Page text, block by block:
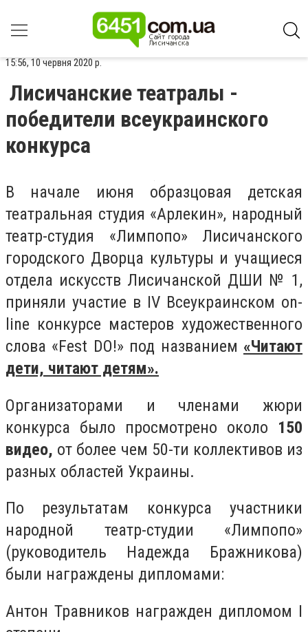
15:56, 10 червня 2020 р.
Лисичанские театралы -
победители всеукраинского
конкурса
В начале июня образцовая детская
театральная студия «Арлекин», народный
театр-студия «Лимпопо» Лисичанского
городского Дворца культуры и учащиеся
отдела искусств Лисичанской ДШИ № 1,
приняли участие в IV Всеукраинском on-
line конкурсе мастеров художественного
слова «Fest DO!» под названием «Читают
дети, читают детям».
Организаторами и членами жюри
конкурса было просмотрено около 150
видео, от более чем 50-ти коллективов из
разных областей Украины.
По результатам конкурса участники
народной театр-студии «Лимпопо»
(руководитель Надежда Бражникова)
были награждены дипломами:
Антон Травников награжден дипломом I